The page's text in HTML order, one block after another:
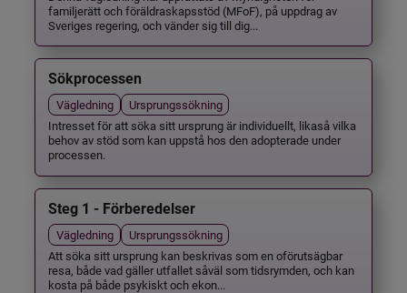
familjerätt och föräldraskapsstöd (MFoF), på uppdrag av
Sveriges regering, och vänder sig till dig...
Sökprocessen
Vägledning
Ursprungssökning
Intresset för att söka sitt ursprung är individuellt, likaså vilka
behov av stöd som kan uppstå hos den adopterade under
processen.
Steg 1 - Förberedelser
Vägledning
Ursprungssökning
Att söka sitt ursprung kan beskrivas som en oförutsägbar
resa, både vad gäller utfallet såväl som tidsrymden, och kan
kosta på både psykiskt och ekon...